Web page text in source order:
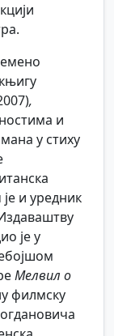
,
и
у стиху
и уредник
је у
Мелвил о
филмску